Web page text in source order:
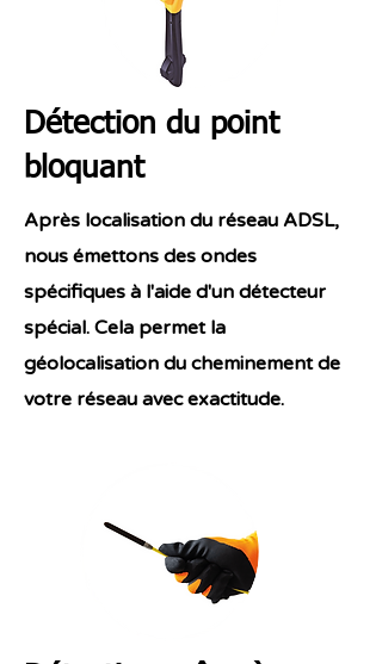
Détection du point
bloquant
Après localisation du réseau ADSL,
nous émettons des ondes
spécifiques à l'aide d'un détecteur
spécial. Cela permet la
géolocalisation du cheminement de
votre réseau avec exactitude.